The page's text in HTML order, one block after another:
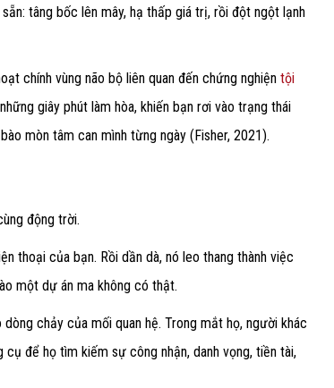
tâng bốc lên mây, hạ thấp giá trị, rồi đột ngột lạnh
chính vùng não bộ liên quan đến chứng nghiện tội
giây phút làm hòa, khiến bạn rơi vào trạng thái
mòn tâm can mình từng ngày (Fisher, 2021).
động trời.
thoại của bạn. Rồi dần dà, nó leo thang thành việc
một dự án ma không có thật.
chảy của mối quan hệ. Trong mắt họ, người khác
để họ tìm kiếm sự công nhận, danh vọng, tiền tài,